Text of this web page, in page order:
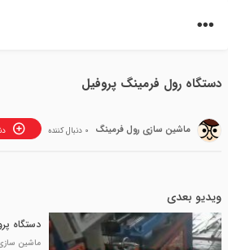
دستگاه رول فرمینگ پروفیل
ماشین سازی رول فرمینگ 0 دنبال کننده
ویدیو بعدی
دستگاه
ماشین